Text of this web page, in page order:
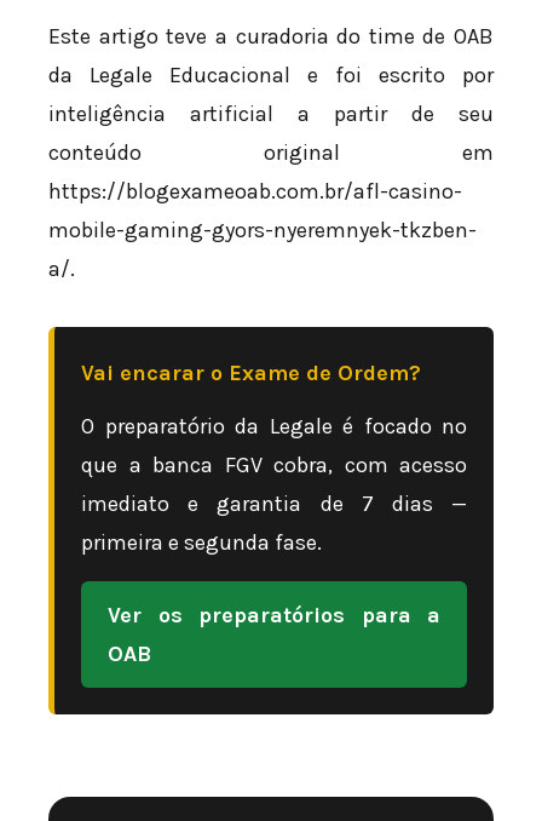
Este artigo teve a curadoria do time de OAB
da Legale Educacional e foi escrito por
inteligência artificial a partir de seu
conteúdo original em
https://blogexameoab.com.br/afl-casino-
mobile-gaming-gyors-nyeremnyek-tkzben-
a/.
Vai encarar o Exame de Ordem?
O preparatório da Legale é focado no
que a banca FGV cobra, com acesso
imediato e garantia de 7 dias —
primeira e segunda fase.
Ver os preparatórios para a
OAB